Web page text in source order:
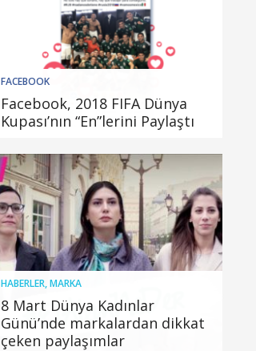
FACEBOOK
Facebook, 2018 FIFA Dünya
Kupası’nın “En”lerini Paylaştı
HABERLER,MARKA
8 Mart Dünya Kadınlar
Günü’nde markalardan dikkat
çeken paylaşımlar